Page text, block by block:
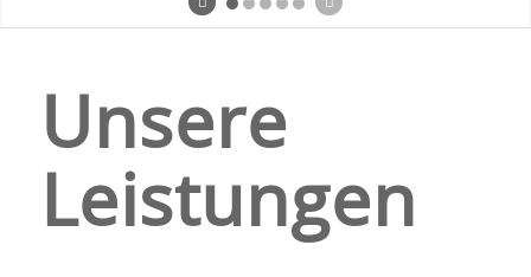
Unsere
Leistungen